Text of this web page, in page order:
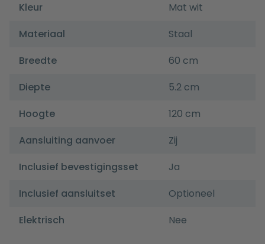
Kleur
Mat wit
Materiaal
Staal
Breedte
60 cm
Diepte
5.2 cm
Hoogte
120 cm
Aansluiting aanvoer
Zij
Inclusief bevestigingsset
Ja
Inclusief aansluitset
Optioneel
Elektrisch
Nee